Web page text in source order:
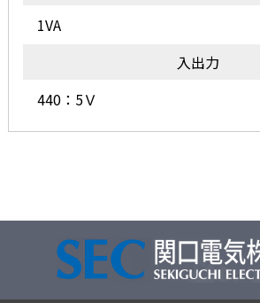
1VA
入出力
440：5Ｖ